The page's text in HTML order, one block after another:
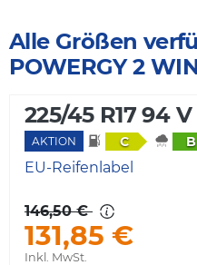
Alle Größen
POWERGY 2
225/45 R17 94 V
AKTION C B
EU-Reifenlabel
146,50 €
131,85 €
Inkl. MwSt.